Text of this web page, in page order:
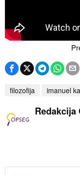
filozofija imanuel
Redakcija